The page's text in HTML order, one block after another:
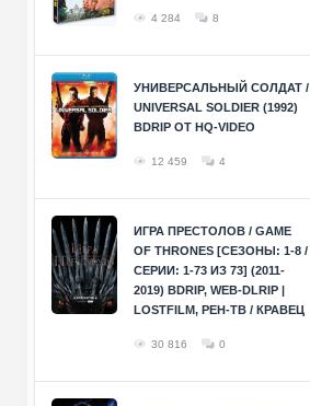
4 284 8
УНИВЕРСАЛЬНЫЙ СОЛДАТ /
UNIVERSAL SOLDIER (1992)
BDRIP ОТ HQ-VIDEO
12 459 4
ИГРА ПРЕСТОЛОВ / GAME
OF THRONES [СЕЗОНЫ: 1-8 /
СЕРИИ: 1-73 ИЗ 73] (2011-
2019) BDRIP, WEB-DLRIP |
LOSTFILM, РЕН-ТВ / КРАВЕЦ
30 816 0